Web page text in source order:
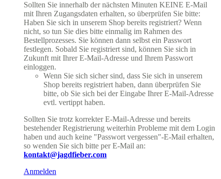
Sollten Sie innerhalb der nächsten Minuten KEINE E-Mail
mit Ihren Zugangsdaten erhalten, so überprüfen Sie bitte:
Haben Sie sich in unserem Shop bereits registriert? Wenn
nicht, so tun Sie dies bitte einmalig im Rahmen des
Bestellprozesses. Sie können dann selbst ein Passwort
festlegen. Sobald Sie registriert sind, können Sie sich in
Zukunft mit Ihrer E-Mail-Adresse und Ihrem Passwort
einloggen.
Wenn Sie sich sicher sind, dass Sie sich in unserem
Shop bereits registriert haben, dann überprüfen Sie
bitte, ob Sie sich bei der Eingabe Ihrer E-Mail-Adresse
evtl. vertippt haben.
Sollten Sie trotz korrekter E-Mail-Adresse und bereits
bestehender Registrierung weiterhin Probleme mit dem Login
haben und auch keine "Passwort vergessen"-E-Mail erhalten,
so wenden Sie sich bitte per E-Mail an:
kontakt@jagdfieber.com
Anmelden